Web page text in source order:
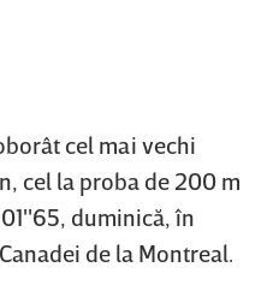
cel mai vechi
cel la proba de 200 m
duminică, în
de la Montreal.